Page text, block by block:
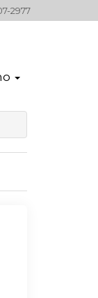
2977